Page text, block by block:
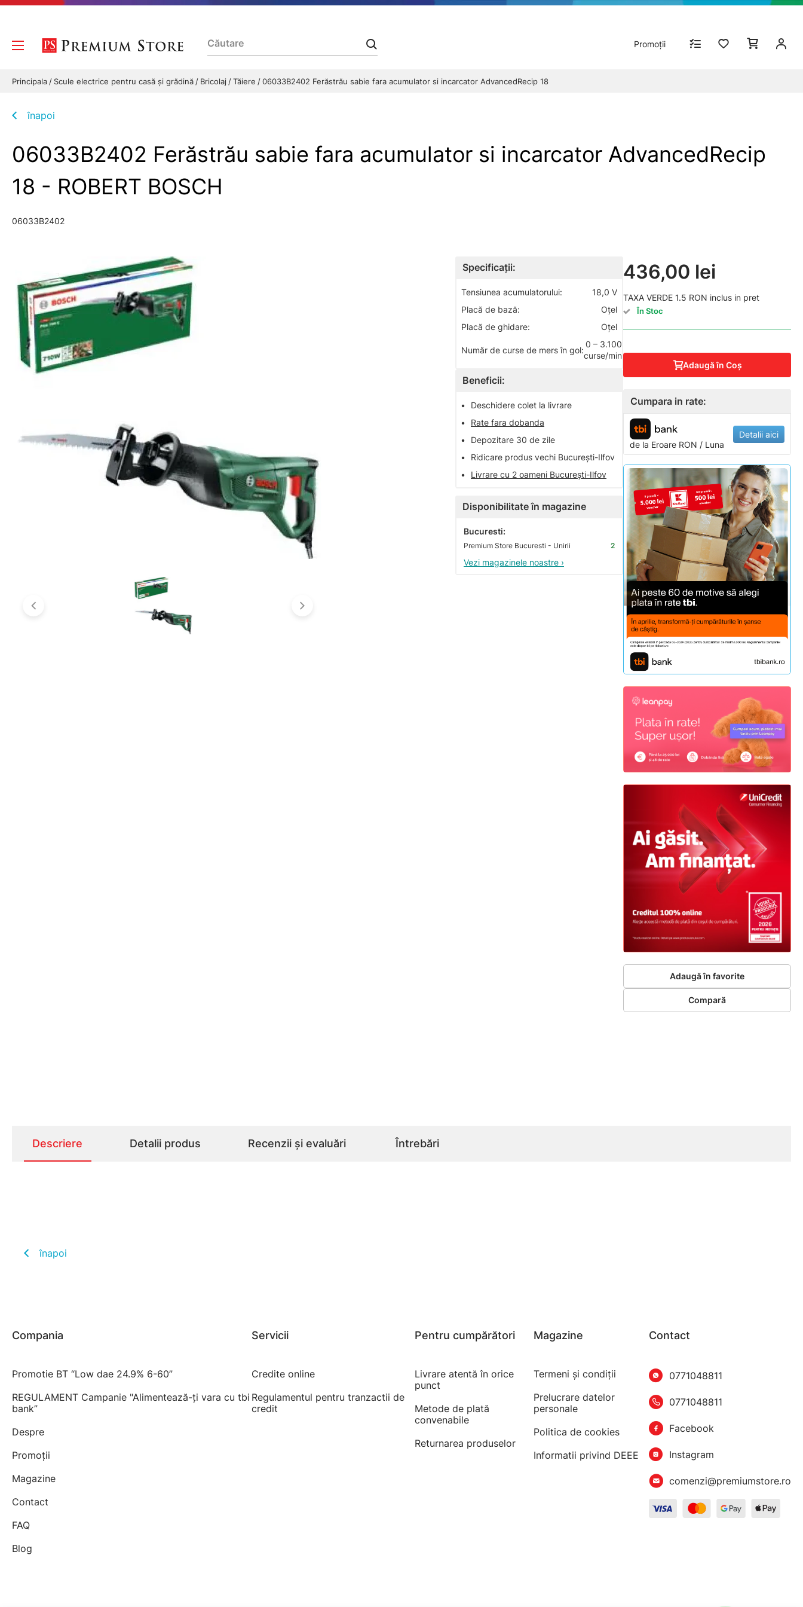
Promoții
Principala Scule electrice pentru casă și grădină Bricolaj Tăiere 06033B2402 Ferăstrău sabie fara acumulator si incarcator AdvancedRecip 18
înapoi
06033B2402 Ferăstrău sabie fara acumulator si incarcator AdvancedRecip
18 - ROBERT BOSCH
06033B2402
Specificații:
Tensiunea acumulatorului:
18,0 V
Placă de bază:
Oţel
Placă de ghidare:
Oţel
Număr de curse de mers în gol:
0 – 3.100
curse/min
Beneficii:
•
Deschidere colet la livrare
•
Rate fara dobanda
•
Depozitare 30 de zile
•
Ridicare produs vechi București-Ilfov
•
Livrare cu 2 oameni București-Ilfov
Disponibilitate în magazine
Bucuresti:
Premium Store Bucuresti - Unirii 2
Vezi magazinele noastre ›
436,00 lei
TAXA VERDE 1.5 RON inclus in pret
În Stoc
Adaugă în Coş
Cumpara in rate:
de la Eroare RON / Luna
Detalii aici
Adaugă în favorite
Compară
Descriere Detalii produs Recenzii și evaluări Întrebări
înapoi
Compania
Promotie BT “Low dae 24.9% 6-60”
REGULAMENT Campanie "Alimentează-ți vara cu tbi
bank”
Despre
Promoții
Magazine
Contact
FAQ
Blog
Servicii
Credite online
Regulamentul pentru tranzactii de
credit
Pentru cumpărători
Livrare atentă în orice
punct
Metode de plată
convenabile
Returnarea produselor
Magazine
Termeni şi condiţii
Prelucrare datelor
personale
Politica de cookies
Informatii privind DEEE
Contact
0771048811
0771048811
Facebook
Instagram
comenzi@premiumstore.ro